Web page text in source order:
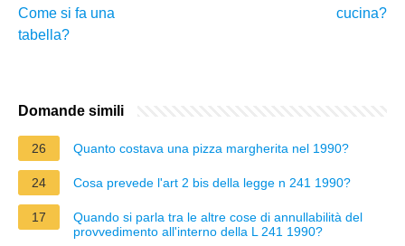
Come si fa una
tabella?
cucina?
Domande simili
26 Quanto costava una pizza margherita nel 1990?
24 Cosa prevede l'art 2 bis della legge n 241 1990?
17
Quando si parla tra le altre cose di annullabilità del
provvedimento all'interno della L 241 1990?